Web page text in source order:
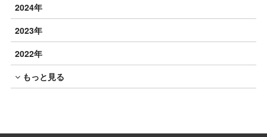
2024年
2023年
2022年
もっと見る